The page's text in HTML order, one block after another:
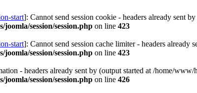
start]: Cannot send session cookie - headers already sent
session/session.php on line 423
start]: Cannot send session cache limiter - headers
session/session.php on line 423
- headers already sent by (output started at /home/
session/session.php on line 426